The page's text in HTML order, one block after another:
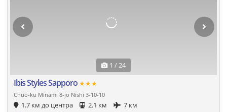
1 / 24
Ibis Styles Sapporo ★★★
Chuo-ku Minami 8-jo Nishi 3-10-10
1.7 км до центра 2.1 км
7 км